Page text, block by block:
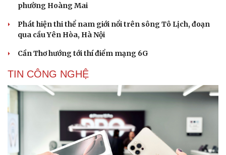
phường Hoàng Mai
Phát hiện thi thể nam giới nổi trên sông Tô Lịch, đoạn
qua cầu Yên Hòa, Hà Nội
Cần Thơ hướng tới thí điểm mạng 6G
TIN CÔNG NGHỆ